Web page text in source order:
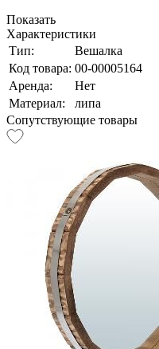
Показать
Характеристики
Тип:
Вешалка
Код товара: 00-00005164
Аренда:
Нет
Материал:
липа
Сопутствующие товары